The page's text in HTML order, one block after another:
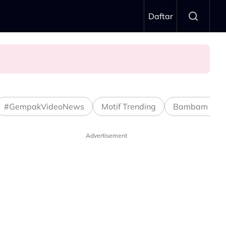
Daftar
#GempakVideoNews Motif Trending Bambam
Advertisement